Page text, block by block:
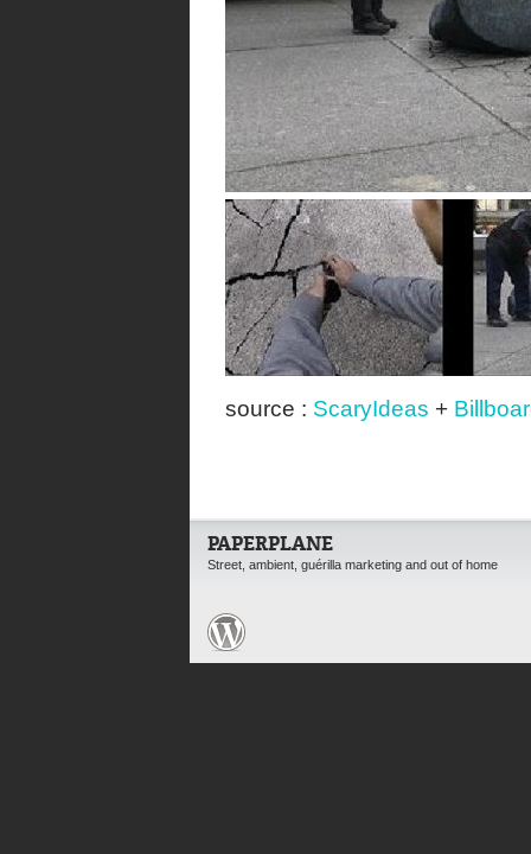
source : ScaryIdeas +
PAPERPLANE
Street, ambient, guérilla marketing and out of home